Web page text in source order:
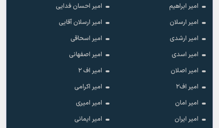
امیر ابراهیم
امیر احسان فدایی
امیر ارسلان
امیر ارسلان آقایی
امیر ارشدی
امیر اسحاقی
امیر اسدی
امیر اصفهانی
امیر اصلان
امیر اف ۲
امیر اف۲
امیر اکرامی
امیر امان
امیر امیری
امیر ایران
امیر ایمانی